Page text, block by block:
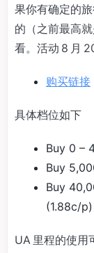
果你有确定的
的（之前最高
看。活动 8 月
购买链接
具体档位如下
Buy 0 –
Buy
Buy
(1.88c/p)
UA 里程的使用